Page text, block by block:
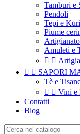
Tamburi e
Pendoli
Tepi e
Piume
Amuleti e
 
  SAPORI
Tè e
  Vini e
Contatti
Blog